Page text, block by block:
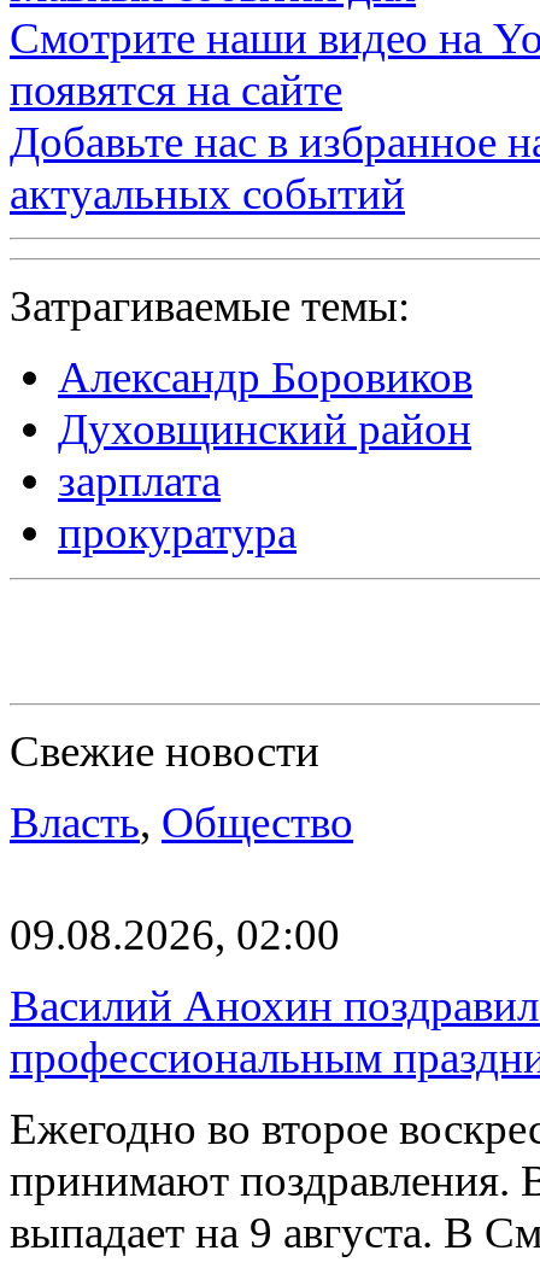
Смотрите наши видео на
появятся на сайте
Добавьте нас в избранное
актуальных событий
Затрагиваемые темы:
Александр Боровиков
Духовщинский район
зарплата
прокуратура
Свежие новости
Власть, Общество
09.08.2026, 02:00
Василий Анохин
профессиональным
Ежегодно во второе
принимают поздравления.
выпадает на 9 августа. В